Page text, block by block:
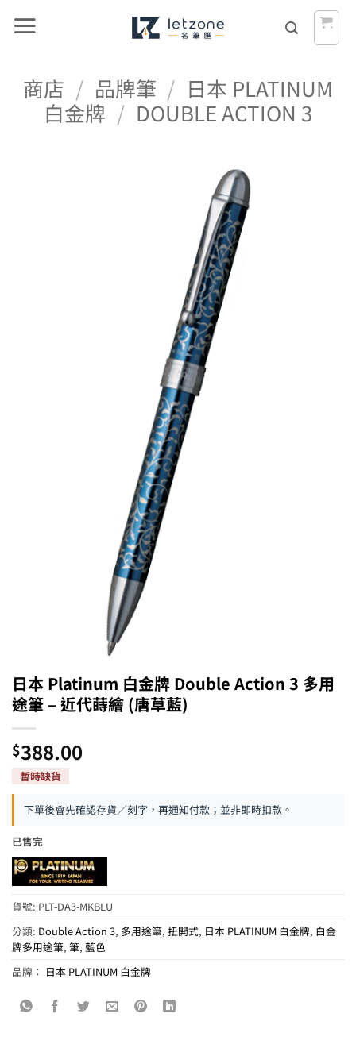
商店 / 品牌筆 / 日本 PLATINUM
白金牌 / DOUBLE ACTION 3
日本 Platinum 白金牌 Double Action 3 多用
途筆 – 近代蒔繪 (唐草藍)
$388.00
下單後會先確認存貨／刻字，再通知付款；並非即時扣款。
已售完
貨號: PLT-DA3-MKBLU
分類: Double Action 3, 多用途筆, 扭開式, 日本 PLATINUM 白金牌, 白金
牌多用途筆, 筆, 藍色
品牌： 日本 PLATINUM 白金牌